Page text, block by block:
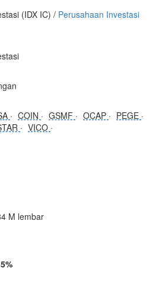
(IDX IC) / Perusahaan Investasi
COIN GSMF OCAP
PEGE
VICO
M lembar